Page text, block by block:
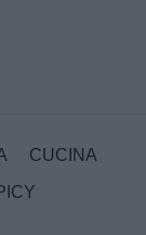
CUCINA